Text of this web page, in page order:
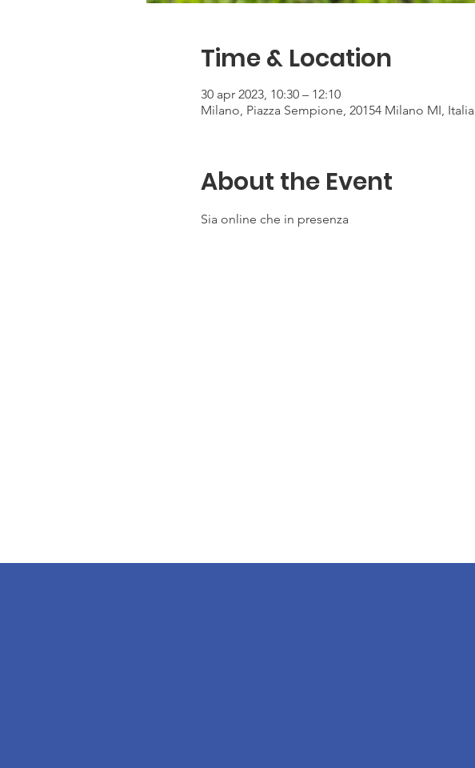
Time & Location
30 apr 2023, 10:30 – 12:10
Milano, Piazza Sempione, 20154 Milano MI, Italia
About the Event
Sia online che in presenza